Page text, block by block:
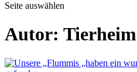
Seite auswählen
Autor: Tierheim